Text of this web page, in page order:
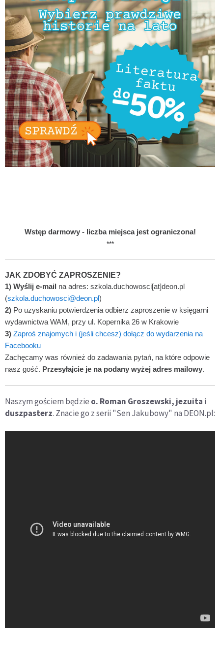
Wstęp darmowy - liczba miejsca jest ograniczona!
***
JAK ZDOBYĆ ZAPROSZENIE?
1) Wyślij e-mail na adres: szkola.duchowosci[at]deon.pl
(szkola.duchowosci@deon.pl)
2) Po uzyskaniu potwierdzenia odbierz zaproszenie w księgarni
wydawnictwa WAM, przy ul. Kopernika 26 w Krakowie
3) Zaproś znajomych i (jeśli chcesz) dołącz do wydarzenia na
Facebooku
Zachęcamy was również do zadawania pytań, na które odpowie
nasz gość. Przesyłajcie je na podany wyżej adres mailowy.
Naszym gościem będzie o. Roman Groszewski, jezuita i
duszpasterz. Znacie go z serii "Sen Jakubowy" na DEON.pl: